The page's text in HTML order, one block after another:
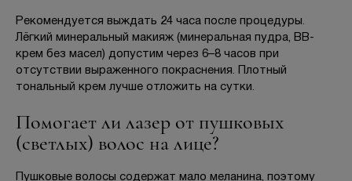
Рекомендуется выждать 24 часа после процедуры.
Лёгкий минеральный макияж (минеральная пудра, BB-
крем без масел) допустим через 6–8 часов при
отсутствии выраженного покраснения. Плотный
тональный крем лучше отложить на сутки.
Помогает ли лазер от пушковых
(светлых) волос на лице?
Пушковые волосы содержат мало меланина, поэтому